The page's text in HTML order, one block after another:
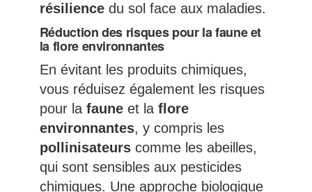
résiliencedu sol face aux maladies.
Réduction des risques pour la faune et
la flore environnantes
En évitant les produits chimiques,
vous réduisez également les risques
pour la fauneet la flore
environnantes, y compris les
pollinisateurscomme les abeilles,
qui sont sensibles aux pesticides
chimiques. Une approche biologique